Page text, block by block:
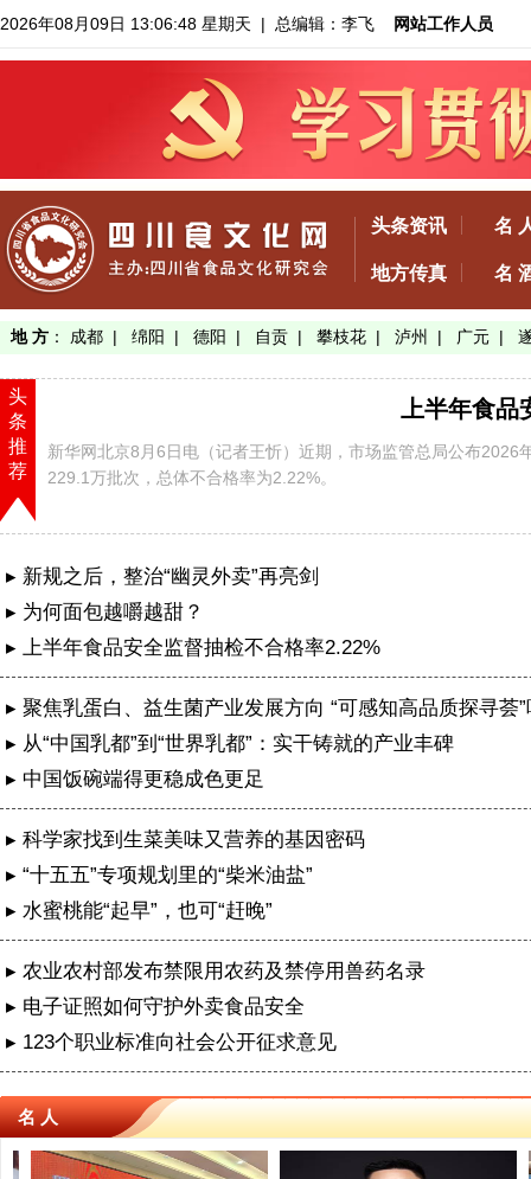
2026年08月09日 13:06:48 星期天 | 总编辑：李飞 网站工作人员
头条资讯 名
地方传真 名
地 方 ： 成都 | 绵阳 | 德阳 | 自贡 | 攀枝花 | 泸州 | 广元 |
头
条
推
荐
上半年食品
新华网北京8月6日电（记者王忻）近期，市场监管总局公布
229.1万批次，总体不合格率为2.22%。
【了解详情】
▸ 新规之后，整治“幽灵外卖”再亮剑
▸ 为何面包越嚼越甜？
▸ 上半年食品安全监督抽检不合格率2.22%
▸ 聚焦乳蛋白、益生菌产业发展方向 “可感知高品质探寻荟
特举办
▸ 从“中国乳都”到“世界乳都”：实干铸就的产业丰碑
▸ 中国饭碗端得更稳成色更足
▸ 科学家找到生菜美味又营养的基因密码
▸ “十五五”专项规划里的“柴米油盐”
▸ 水蜜桃能“起早”，也可“赶晚”
▸ 农业农村部发布禁限用农药及禁停用兽药名录
▸ 电子证照如何守护外卖食品安全
▸ 123个职业标准向社会公开征求意见
简阳“四式课堂”交出农村交通治理精准答卷
名 人